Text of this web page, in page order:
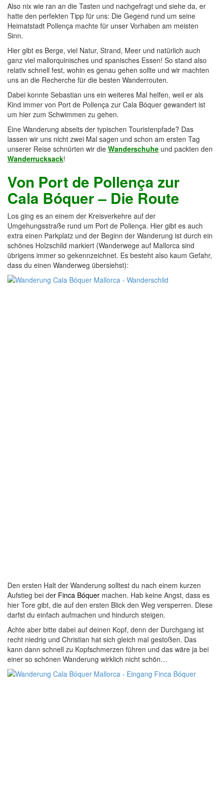
Also nix wie ran an die Tasten und nachgefragt und siehe da, er
hatte den perfekten Tipp für uns: Die Gegend rund um seine
Heimatstadt Pollença machte für unser Vorhaben am meisten
Sinn.
Hier gibt es Berge, viel Natur, Strand, Meer und natürlich auch
ganz viel mallorquinisches und spanisches Essen! So stand also
relativ schnell fest, wohin es genau gehen sollte und wir machten
uns an die Recherche für die besten Wanderrouten.
Dabei konnte Sebastian uns ein weiteres Mal helfen, weil er als
Kind immer von Port de Pollença zur Cala Bóquer gewandert ist
um hier zum Schwimmen zu gehen.
Eine Wanderung abseits der typischen Touristenpfade? Das
lassen wir uns nicht zwei Mal sagen und schon am ersten Tag
unserer Reise schnürten wir die Wanderschuhe und packten den
Wanderrucksack!
Von Port de Pollença zur
Cala Bóquer – Die Route
Los ging es an einem der Kreisverkehre auf der
Umgehungsstraße rund um Port de Pollença. Hier gibt es auch
extra einen Parkplatz und der Beginn der Wanderung ist durch ein
schönes Holzschild markiert (Wanderwege auf Mallorca sind
übrigens immer so gekennzeichnet. Es besteht also kaum Gefahr,
dass du einen Wanderweg übersiehst):
Den ersten Halt der Wanderung solltest du nach einem kurzen
Aufstieg bei der Finca Bóquer machen. Hab keine Angst, dass es
hier Tore gibt, die auf den ersten Blick den Weg versperren. Diese
darfst du einfach aufmachen und hindurch steigen.
Achte aber bitte dabei auf deinen Kopf, denn der Durchgang ist
recht niedrig und Christian hat sich gleich mal gestoßen. Das
kann dann schnell zu Kopfschmerzen führen und das wäre ja bei
einer so schönen Wanderung wirklich nicht schön…